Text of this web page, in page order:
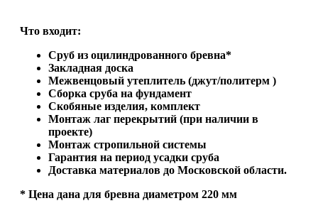
Что входит:
Сруб из оцилиндрованного бревна*
Закладная доска
Межвенцовый утеплитель (джут/политерм )
Сборка сруба на фундамент
Скобяные изделия, комплект
Монтаж лаг перекрытий (при наличии в
проекте)
Монтаж стропильной системы
Гарантия на период усадки сруба
Доставка материалов до Московской области.
* Цена дана для бревна диаметром 220 мм